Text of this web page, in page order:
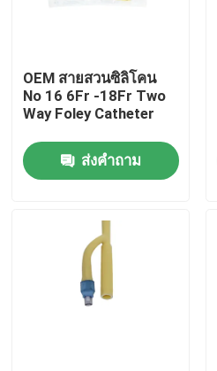
เกี่ยวกับเรา
OEM สายสวนซิลิโคน
No 16 6Fr -18Fr Two
Way Foley Catheter
ส่งคำถาม